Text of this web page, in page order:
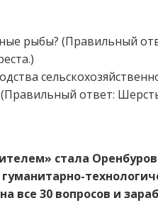
рыбы? (Правильный
ответ:
стала
все 30 вопросов и